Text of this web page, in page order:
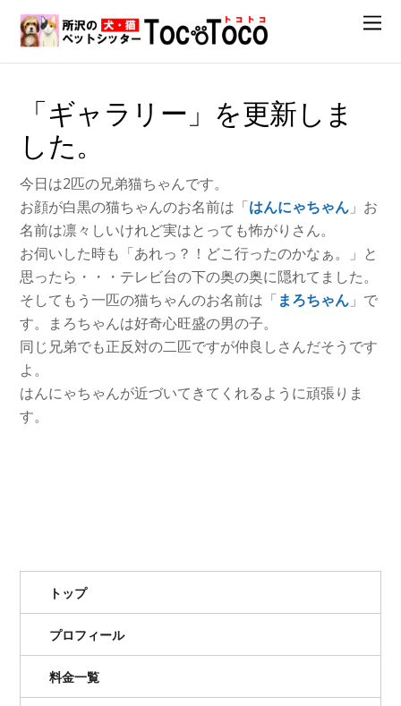
「ギャラリー」を更新しま
した。
今日は2匹の兄弟猫ちゃんです。
お顔が白黒の猫ちゃんのお名前は「はんにゃちゃん 」お
名前は凛々しいけれど実はとっても怖がりさん。
お伺いした時も「あれっ？！どこ行ったのかなぁ。」と
思ったら・・・テレビ台の下の奥の奥に隠れてました。
そしてもう一匹の猫ちゃんのお名前は「まろちゃん 」で
す。まろちゃんは好奇心旺盛の男の子。
同じ兄弟でも正反対の二匹ですが仲良しさんだそうです
よ。
はんにゃちゃんが近づいてきてくれるように頑張りま
す。
トップ
プロフィール
料金一覧